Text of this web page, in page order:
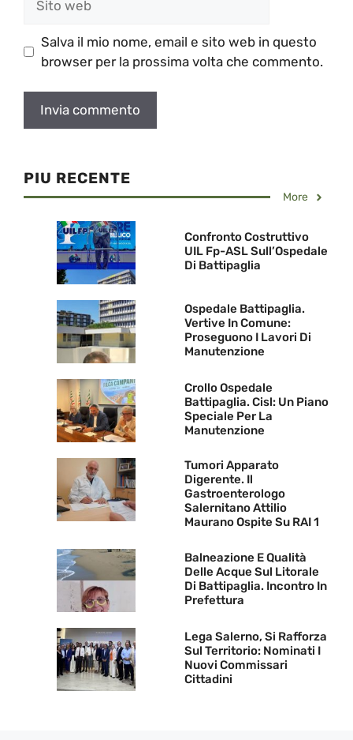
web
Salva il mio nome, email e sito web in questo
browser per la prossima volta che commento.
PIU RECENTE
More
Confronto Costruttivo
UIL Fp-ASL Sull’Ospedale
Di Battipaglia
Ospedale Battipaglia.
Vertive In Comune:
Proseguono I Lavori Di
Manutenzione
Crollo Ospedale
Battipaglia. Cisl: Un Piano
Speciale Per La
Manutenzione
Tumori Apparato
Digerente. Il
Gastroenterologo
Salernitano Attilio
Maurano Ospite Su RAI 1
Balneazione E Qualità
Delle Acque Sul Litorale
Di Battipaglia. Incontro In
Prefettura
Lega Salerno, Si Rafforza
Sul Territorio: Nominati I
Nuovi Commissari
Cittadini